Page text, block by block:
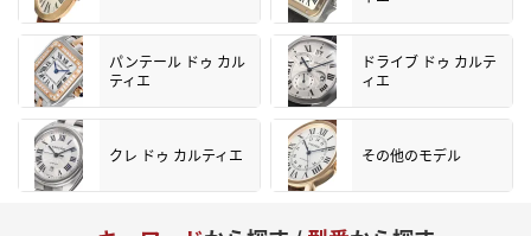
パンテール ドゥ カル
ティエ
ドライブ ドゥ カルテ
ィエ
クレ ドゥ カルティエ その他のモデル